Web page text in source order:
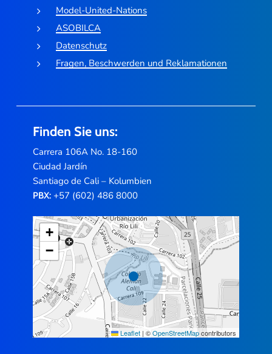
Model-United-Nations
ASOBILCA
Datenschutz
Fragen, Beschwerden und Reklamationen
Finden Sie uns:
Carrera 106A No. 18-160
Ciudad Jardín
Santiago de Cali – Kolumbien
PBX:+57 (602) 486 8000
+
−
Leaflet | ©OpenStreetMapcontributors